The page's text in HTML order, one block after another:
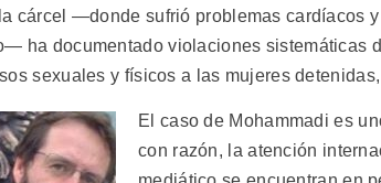
cárcel —donde sufrió problemas cardíacos
ha documentado violaciones sistemáticas
sexuales y físicos a las mujeres
El caso de Mohammadi es
con razón, la atención